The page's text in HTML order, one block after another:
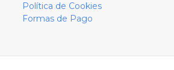
Política de Cookies
Formas de Pago